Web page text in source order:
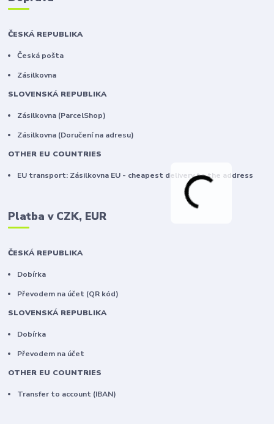
ČESKÁ REPUBLIKA
Česká pošta
Zásilkovna
SLOVENSKÁ REPUBLIKA
Zásilkovna (ParcelShop)
Zásilkovna (Doručení na adresu)
OTHER EU COUNTRIES
EU transport: Zásilkovna EU - cheapest delivery to the address
Platba v CZK, EUR
ČESKÁ REPUBLIKA
Dobírka
Převodem na účet (QR kód)
SLOVENSKÁ REPUBLIKA
Dobírka
Převodem na účet
OTHER EU COUNTRIES
Transfer to account (IBAN)